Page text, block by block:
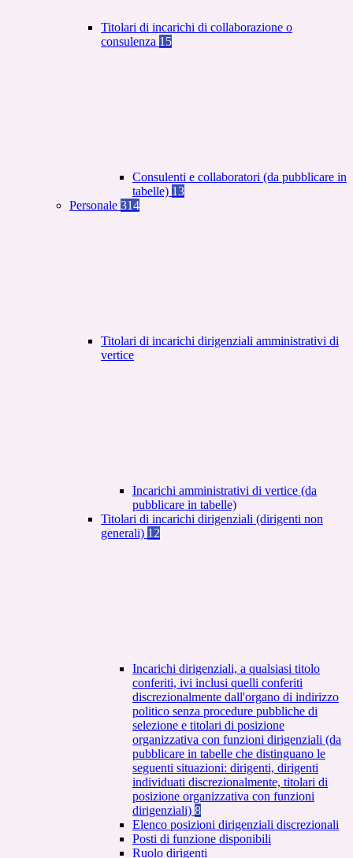
Titolari di incarichi di collaborazione o
consulenza 15
Consulenti e collaboratori (da pubblicare in
tabelle) 13
Personale 314
Titolari di incarichi dirigenziali amministrativi di
vertice
Incarichi amministrativi di vertice (da
pubblicare in tabelle)
Titolari di incarichi dirigenziali (dirigenti non
generali) 12
Incarichi dirigenziali, a qualsiasi titolo
conferiti, ivi inclusi quelli conferiti
discrezionalmente dall'organo di indirizzo
politico senza procedure pubbliche di
selezione e titolari di posizione
organizzativa con funzioni dirigenziali (da
pubblicare in tabelle che distinguano le
seguenti situazioni: dirigenti, dirigenti
individuati discrezionalmente, titolari di
posizione organizzativa con funzioni
dirigenziali) 8
Elenco posizioni dirigenziali discrezionali
Posti di funzione disponibili
Ruolo dirigenti